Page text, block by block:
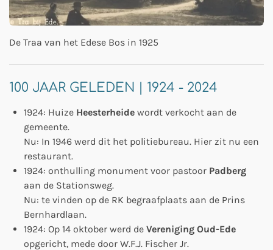
De Traa van het Edese Bos in 1925
100 JAAR GELEDEN | 1924 - 2024
1924: Huize Heesterheide wordt verkocht aan de
gemeente.
Nu: In 1946 werd dit het politiebureau. Hier zit nu een
restaurant.
1924: onthulling monument voor pastoor Padberg
aan de Stationsweg.
Nu: te vinden op de RK begraafplaats aan de Prins
Bernhardlaan.
1924: Op 14 oktober werd de Vereniging Oud-Ede
opgericht, mede door W.F.J. Fischer Jr.